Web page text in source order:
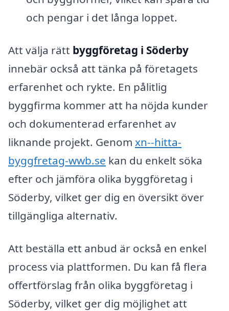
och pengar i det långa loppet.
Att välja rätt byggföretag i Söderby
innebär också att tänka på företagets
erfarenhet och rykte. En pålitlig
byggfirma kommer att ha nöjda kunder
och dokumenterad erfarenhet av
liknande projekt. Genom xn--hitta-
byggfretag-wwb.se kan du enkelt söka
efter och jämföra olika byggföretag i
Söderby, vilket ger dig en översikt över
tillgängliga alternativ.
Att beställa ett anbud är också en enkel
process via plattformen. Du kan få flera
offertförslag från olika byggföretag i
Söderby, vilket ger dig möjlighet att